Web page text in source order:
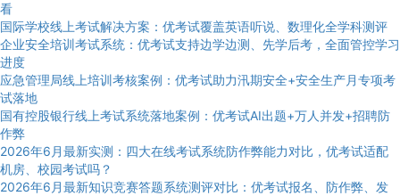
看
国际学校线上考试解决方案：优考试覆盖英语听说、数理化全学科测评
企业安全培训考试系统：优考试支持边学边测、先学后考，全面管控学习
进度
应急管理局线上培训考核案例：优考试助力汛期安全+安全生产月专项考
试落地
国有控股银行线上考试系统落地案例：优考试AI出题+万人并发+招聘防
作弊
2026年6月最新实测：四大在线考试系统防作弊能力对比，优考试适配
机房、校园考试吗？
2026年6月最新知识竞赛答题系统测评对比：优考试报名、防作弊、发